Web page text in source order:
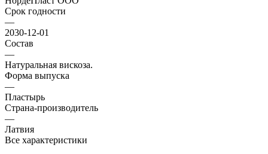
Срок годности
—
2030-12-01
Состав
—
Натуральная вискоза.
Форма выпуска
—
Пластырь
Страна-производитель
—
Латвия
Все характеристики